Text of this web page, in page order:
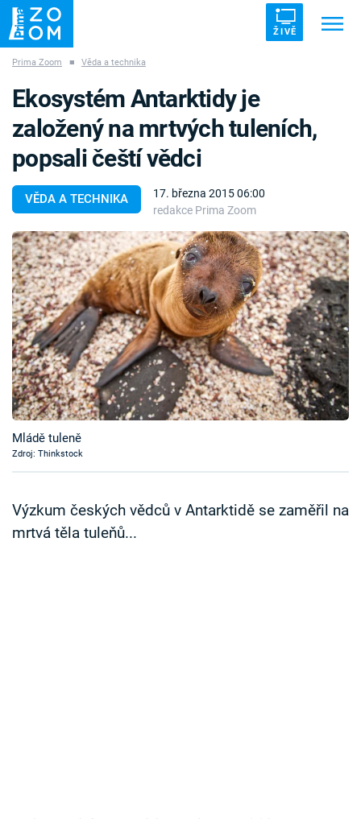
ŽIVĚ
ZÁHADY VETŘELCI DÁVNOVĚKU
Témata
Témata
Pořady
TV Program
Časopis
Sledujte prima+
Sledujte nás
Prima Zoom ■ Věda a technika
VĚDA A TECHNIKA
17. března 2015 06:00
redakce Prima Zoom
Ekosystém Antarktidy je
založený na mrtvých tuleních,
popsali čeští vědci
Mládě tuleně
Zdroj: Thinkstock
Výzkum českých vědců v Antarktidě se zaměřil na
mrtvá těla tuleňů...